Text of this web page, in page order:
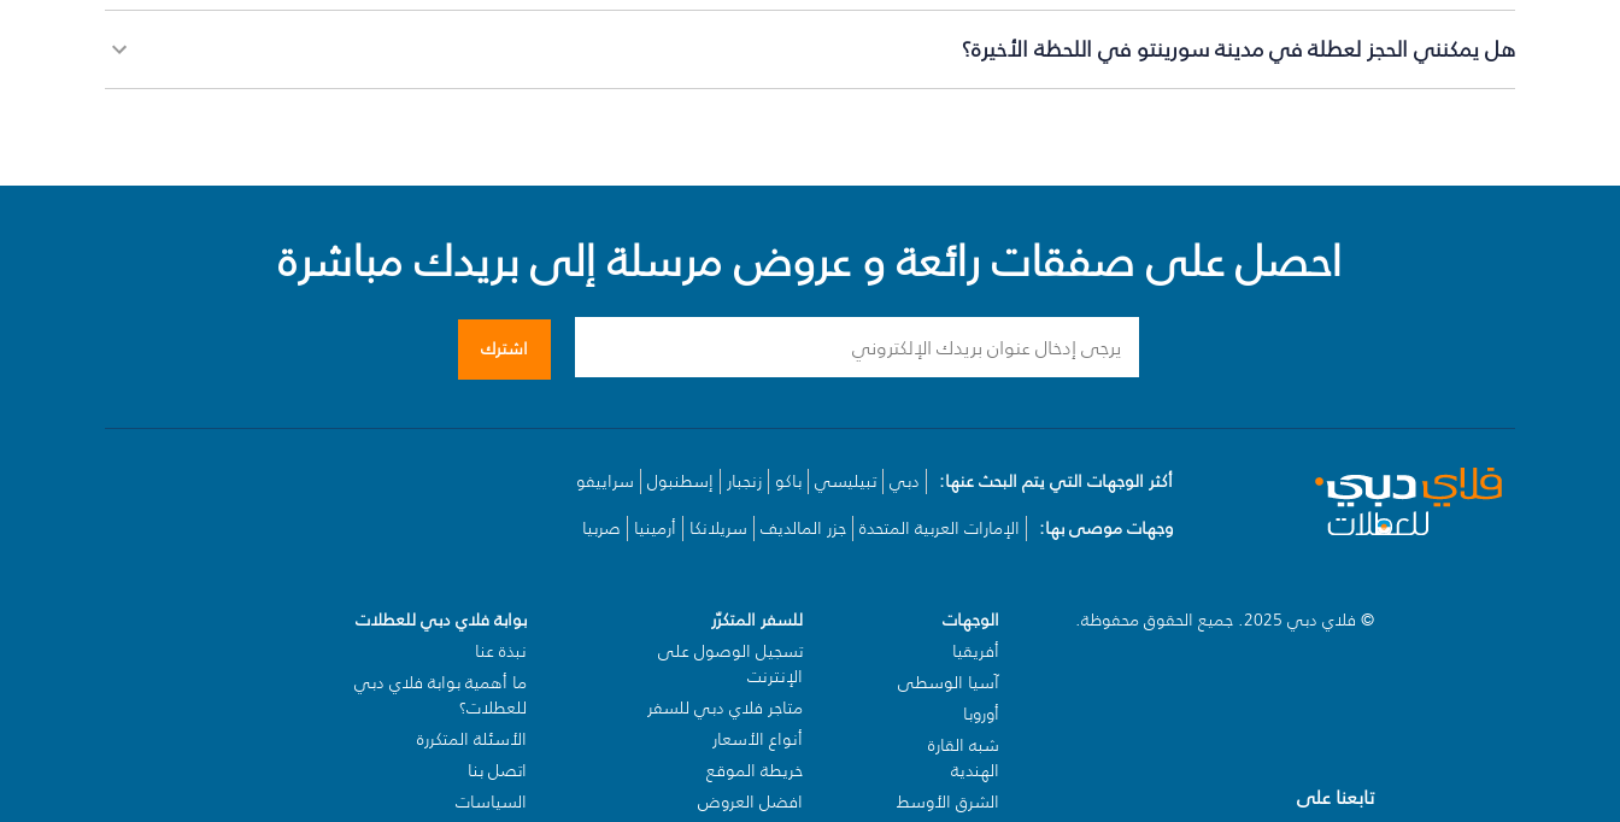
هل يمكنني الحجز لعطلة في مدينة سورينتو في اللحظة الأخيرة؟
احصل على صفقات رائعة و عروض مرسلة إلى بريدك مباشرة
اشترك
أكثر الوجهات التي يتم البحث عنها: دبي تبيليسي باكو زنجبار إسطنبول سراييفو
وجهات موصى بها:
الإمارات العربية المتحدة جزر المالديف سريلانكا أرمينيا صربيا
© فلاي دبي 2025. جميع الحقوق محفوظة.
تابعنا على
الوجهات
أفريقيا
آسيا الوسطى
أوروبا
شبه القارة
الهندية
الشرق الأوسط
للسفر المتكرّر
تسجيل الوصول على
الإنترنت
متاجر فلاي دبي للسفر
أنواع الأسعار
خريطة الموقع
افضل العروض
بوابة فلاي دبي للعطلات
نبذة عنا
ما أهمية بوابة فلاي دبي
للعطلات؟
الأسئلة المتكررة
اتصل بنا
السياسات